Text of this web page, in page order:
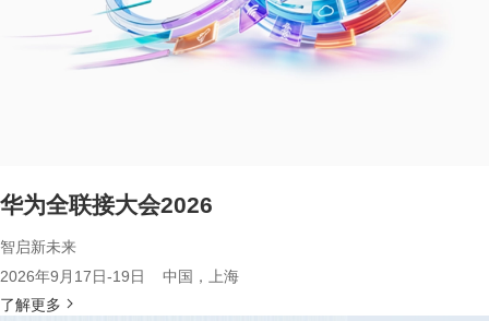
华为全联接大会2026
智启新未来
2026年9月17日-19日 中国，上海
了解更多